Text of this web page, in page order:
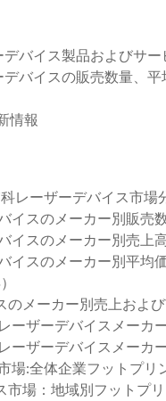
バイス製品およびサー
バイスの販売数量、
情報
レーザーデバイス市場
イスのメーカー別販売
イスのメーカー別売上
イスのメーカー別平均
のメーカー別売上およ
ーザーデバイスメーカ
ーザーデバイスメーカ
場:全体企業フットプリ
市場：地域別フットプリ